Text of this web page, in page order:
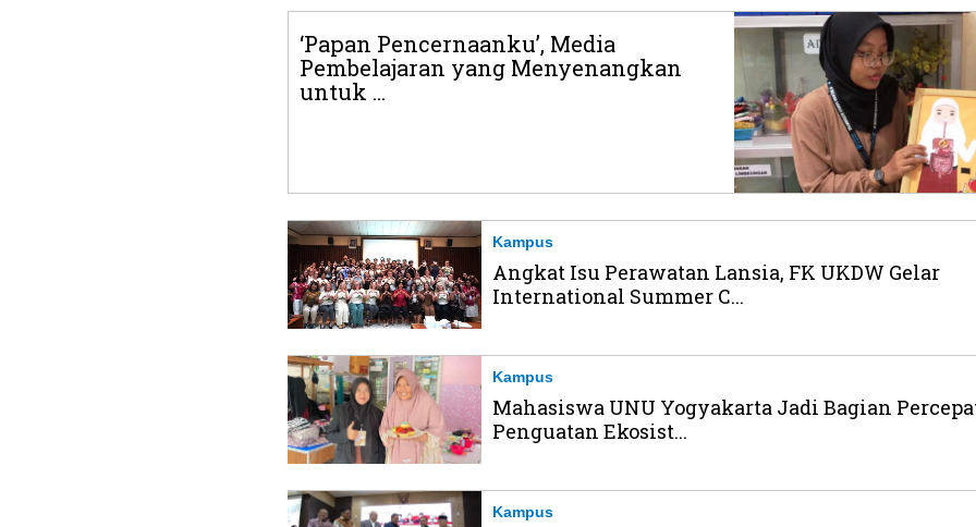
‘Papan Pencernaanku’, Media
Pembelajaran yang Menyenangkan
untuk ...
Kampus
Angkat Isu Perawatan Lansia, FK UKDW Gelar
International Summer C...
Kampus
Mahasiswa UNU Yogyakarta Jadi Bagian
Penguatan Ekosist...
Kampus